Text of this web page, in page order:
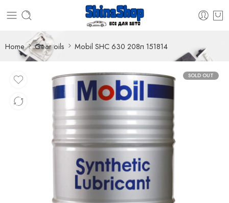
Home Gear oils Mobil SHC 630 208л 151814
SOLD OUT